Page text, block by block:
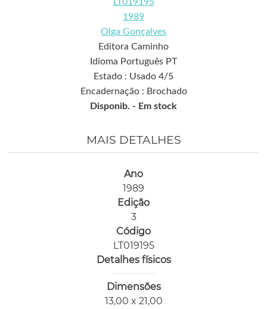
1989
Olga Gonçalves
Editora Caminho
Idioma Português PT
Estado : Usado 4/5
Encadernação : Brochado
Disponib. - Em stock
MAIS DETALHES
Ano
1989
Edição
3
Código
LT019195
Detalhes físicos
Dimensões
13,00 x 21,00